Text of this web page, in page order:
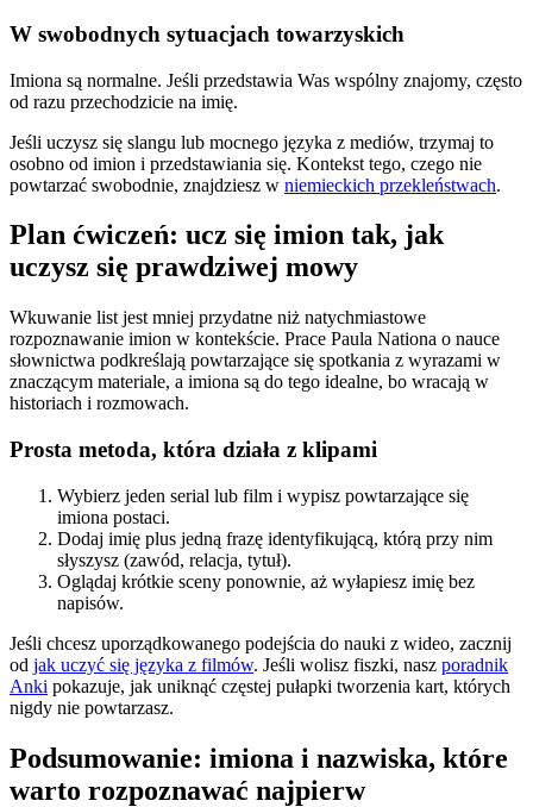
W swobodnych sytuacjach towarzyskich
Imiona są normalne. Jeśli przedstawia Was wspólny znajomy, często
od razu przechodzicie na imię.
Jeśli uczysz się slangu lub mocnego języka z mediów, trzymaj to
osobno od imion i przedstawiania się. Kontekst tego, czego nie
powtarzać swobodnie, znajdziesz w niemieckich przekleństwach.
Plan ćwiczeń: ucz się imion tak, jak
uczysz się prawdziwej mowy
Wkuwanie list jest mniej przydatne niż natychmiastowe
rozpoznawanie imion w kontekście. Prace Paula Nationa o nauce
słownictwa podkreślają powtarzające się spotkania z wyrazami w
znaczącym materiale, a imiona są do tego idealne, bo wracają w
historiach i rozmowach.
Prosta metoda, która działa z klipami
Wybierz jeden serial lub film i wypisz powtarzające się
imiona postaci.
Dodaj imię plus jedną frazę identyfikującą, którą przy nim
słyszysz (zawód, relacja, tytuł).
Oglądaj krótkie sceny ponownie, aż wyłapiesz imię bez
napisów.
Jeśli chcesz uporządkowanego podejścia do nauki z wideo, zacznij
od jak uczyć się języka z filmów. Jeśli wolisz fiszki, nasz poradnik
Anki pokazuje, jak uniknąć częstej pułapki tworzenia kart, których
nigdy nie powtarzasz.
Podsumowanie: imiona i nazwiska, które
warto rozpoznawać najpierw